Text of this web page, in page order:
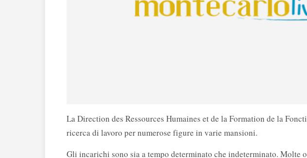
La Direction des Ressources Humaines et de la Formation de la
ricerca di lavoro per numerose figure in varie mansioni.
Gli incarichi sono sia a tempo determinato che indeterminato. Molte